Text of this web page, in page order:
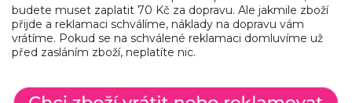
budete muset zaplatit 70 Kč za dopravu. Ale jakmile zboží
přijde a reklamaci schválíme, náklady na dopravu vám
vrátíme. Pokud se na schválené reklamaci domluvíme už
před zasláním zboží, neplatíte nic.